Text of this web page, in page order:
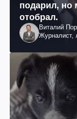
подарил, но
отобрал.
Виталий
Журналист,